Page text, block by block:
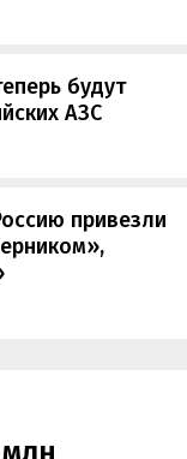
будут
АЗС
привезли